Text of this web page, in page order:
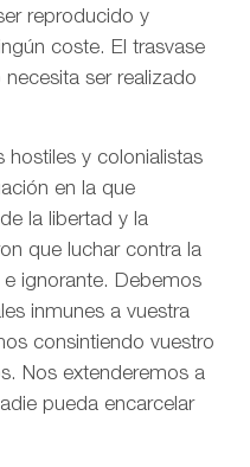
reproducido y
coste. El trasvase
ser realizado
hostiles y colonialistas
en la que
la libertad y la
que luchar contra la
ignorante. Debemos
inmunes a vuestra
consintiendo vuestro
Nos extenderemos a
pueda encarcelar